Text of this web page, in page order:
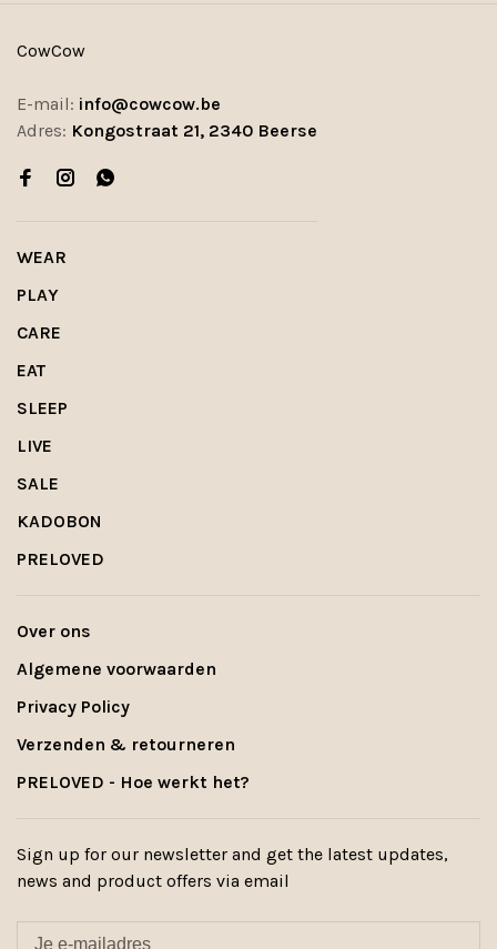
CowCow
E-mail: info@cowcow.be
Adres: Kongostraat 21, 2340 Beerse
WEAR
PLAY
CARE
EAT
SLEEP
LIVE
SALE
KADOBON
PRELOVED
Over ons
Algemene voorwaarden
Privacy Policy
Verzenden & retourneren
PRELOVED - Hoe werkt het?
Sign up for our newsletter and get the latest updates,
news and product offers via email